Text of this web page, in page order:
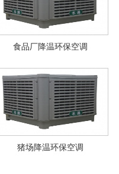
食品厂降温环保空调
猪场降温环保空调